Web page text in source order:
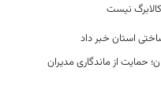
نیست
استان خبر داد
حمایت از ماندگاری مدیران